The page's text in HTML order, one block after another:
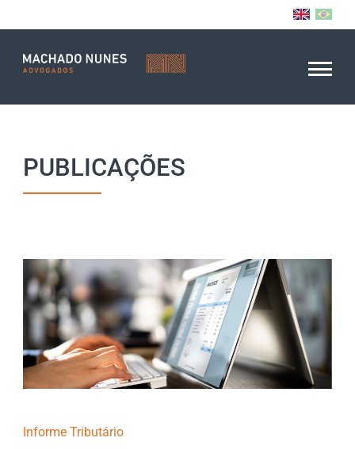
PUBLICAÇÕES
Informe Tributário